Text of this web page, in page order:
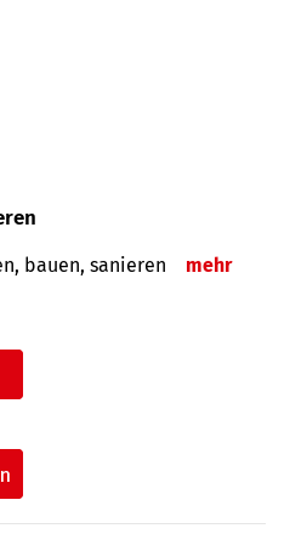
bauen, sanieren mehr